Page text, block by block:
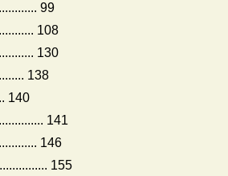
99
108
130
138
140
141
146
155